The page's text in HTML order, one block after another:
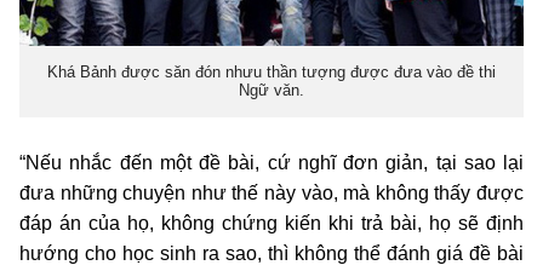
Khá Bảnh được săn đón nhưu thần tượng được đưa vào đề thi
Ngữ văn.
“Nếu nhắc đến một đề bài, cứ nghĩ đơn giản, tại sao lại
đưa những chuyện như thế này vào, mà không thấy được
đáp án của họ, không chứng kiến khi trả bài, họ sẽ định
hướng cho học sinh ra sao, thì không thể đánh giá đề bài